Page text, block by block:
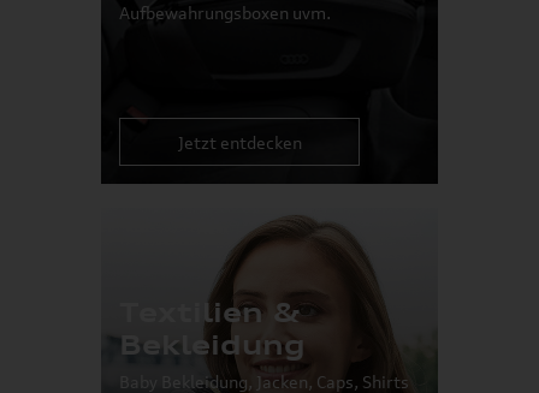
Aufbewahrungsboxen uvm.
Jetzt entdecken
Textilien &
Bekleidung
Baby Bekleidung, Jacken, Caps, Shirts